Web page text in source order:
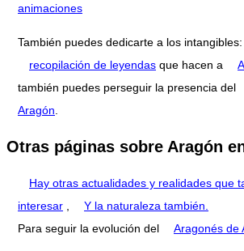
animaciones
También puedes dedicarte a los
recopilación de leyendas que hacen a
también puedes perseguir la presencia del
Aragón.
Otras páginas sobre Aragón
Hay otras actualidades y realidades que
interesar
Y la naturaleza también.
Para seguir la evolución del
Aragonés de